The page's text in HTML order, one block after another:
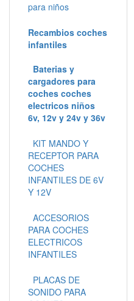
para niños
Recambios coches
infantiles
Baterias y
cargadores para
coches coches
electricos niños
6v, 12v y 24v y 36v
KIT MANDO Y
RECEPTOR PARA
COCHES
INFANTILES DE 6V
Y 12V
ACCESORIOS
PARA COCHES
ELECTRICOS
INFANTILES
PLACAS DE
SONIDO PARA